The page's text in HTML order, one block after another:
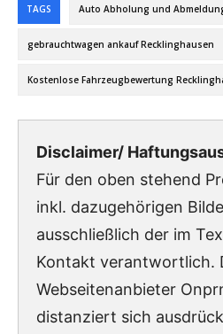
TAGS Auto Abholung und
gebrauchtwagen ankauf Recklinghausen
Kostenlose Fahrzeugbewertung
Disclaimer/
Für den oben stehend
inkl. dazugehörigen
ausschließlich der im
Kontakt verantwortlich.
Webseitenanbieter
distanziert sich